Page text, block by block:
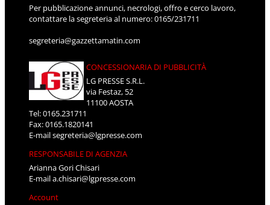
Per pubblicazione annunci, necrologi, offro e cerco lavoro,
contattare la segreteria al numero: 0165/231711
segreteria@gazzettamatin.com
CONCESSIONARIA DI PUBBLICITÀ
LG PRESSE S.R.L.
via Festaz, 52
11100 AOSTA
Tel: 0165.231711
Fax: 0165.1820141
E-mailsegreteria@lgpresse.com
RESPONSABILE DI AGENZIA
Arianna Gori Chisari
E-maila.chisari@lgpresse.com
Account